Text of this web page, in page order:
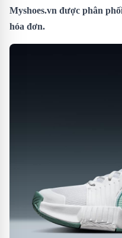
Myshoes.vn được phân
hóa đơn.